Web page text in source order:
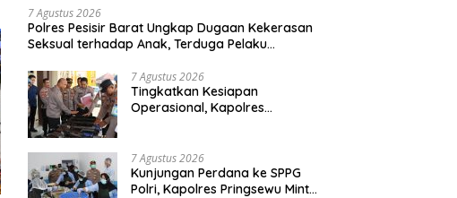
7 Agustus 2026
Polres Pesisir Barat Ungkap Dugaan Kekerasan
Seksual terhadap Anak, Terduga Pelaku
7 Agustus 2026
Tingkatkan Kesiapan
Operasional, Kapolres
7 Agustus 2026
Kunjungan Perdana ke SPPG
Polri, Kapolres Pringsewu Minta